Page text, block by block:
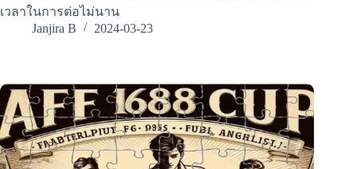
เวลาในการต่อไม่นาน
Janjira B
2024-03-23